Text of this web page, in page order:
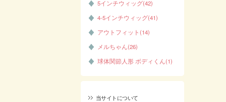
5インチウィッグ(42)
4-5インチウィッグ(41)
アウトフィット(14)
メルちゃん(26)
球体関節人形 ボディくん(1)
当サイトについて